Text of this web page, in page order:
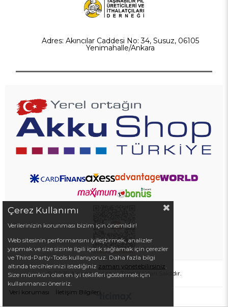
Adres: Akıncılar Caddesi No: 34, Susuz, 06105
Yenimahalle/Ankara
© 2025 Akkushop.com - Tüm Hakları Saklıdır.
Çerez Kullanımı
Verilerinizin korunması bizim için önemlidir!
Web sitesinin performansını iyileştirmek, analizler
yapmak ve size sizinle ilgili içerik sağlamak için çerezler
ve Third-Party-Tools kullanıyoruz. Daha fazla bilgi
altında tercihlerinizi istediğiniz zaman yönetebilirsiniz.
Size mümkün olan en iyi teklifleri göstermek için
kullanmanızı öneririz.
Veri koruması
İletişim Bilgileri